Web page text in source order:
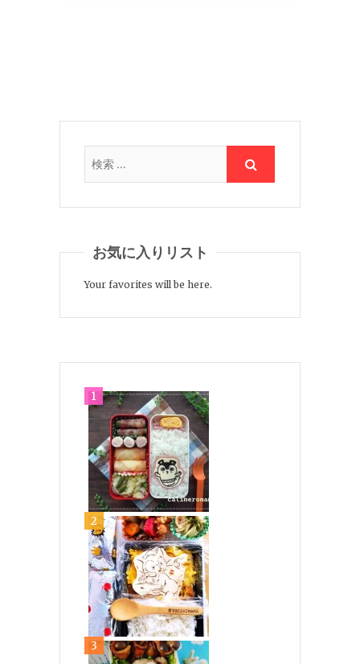
お気に入りリスト
Your favorites will be here.